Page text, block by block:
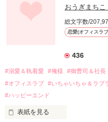
幼なじみの哲平に淡い恋心を
しかし、ある出来事をきっか
関係修復もできないまま、美
引っ越すことになり、哲平と
それから約十二年後。
過去の傷から、二度と会いた
運命のような再会を果たす。
酔った勢いで一夜を共にしてし
さらに、美桜が初めてだと知っ
おうぎまちこ
総文字数/
恋愛(オフィスラ
436
#溺愛＆執着愛 #俺様 #御曹司＆社長
#オフィスラブ #いちゃいちゃ＆ラブ
#ハッピーエンド
表紙を見る